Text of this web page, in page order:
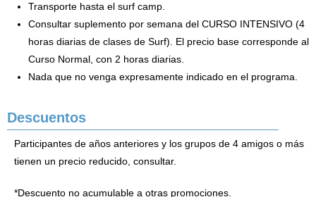
Transporte hasta el surf camp.
Consultar suplemento por semana del CURSO INTENSIVO (4
horas diarias de clases de Surf). El precio base corresponde al
Curso Normal, con 2 horas diarias.
Nada que no venga expresamente indicado en el programa.
Descuentos
Participantes de años anteriores y los grupos de 4 amigos o más
tienen un precio reducido, consultar.
*Descuento no acumulable a otras promociones.